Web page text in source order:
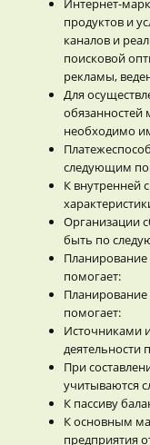
Интернет-
продуктов и
каналов и
поисковой
рекламы,
Для
необходимо
следующим
К внутренней
Организации
быть по
помогает:
помогает:
Источниками
деятельности
При
учитываются
К пассиву
К основным
предприятия